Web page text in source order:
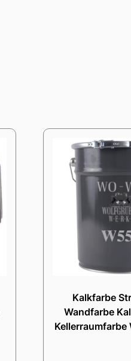
Kalkfarbe
Wandfarbe